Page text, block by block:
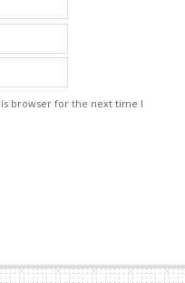
browser for the next time I